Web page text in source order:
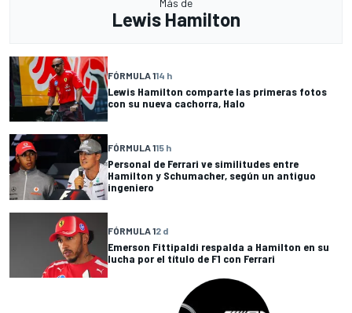
Más de
Lewis Hamilton
FÓRMULA 114 h
Lewis Hamilton comparte las primeras fotos
con su nueva cachorra, Halo
FÓRMULA 115 h
Personal de Ferrari ve similitudes entre
Hamilton y Schumacher, según un antiguo
ingeniero
FÓRMULA 12 d
Emerson Fittipaldi respalda a Hamilton en su
lucha por el título de F1 con Ferrari